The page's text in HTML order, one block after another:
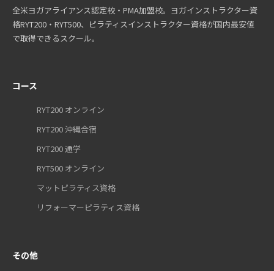
全米ヨガアライアンス認定校・PMA加盟校。ヨガインストラクター資
格RYT200・RYT500、ピラティスインストラクター資格が国内最安値
で取得できるスクール。
コース
RYT200 オンライン
RYT200 沖縄合宿
RYT200 通学
RYT500 オンライン
マットピラティス資格
リフォーマーピラティス資格
その他